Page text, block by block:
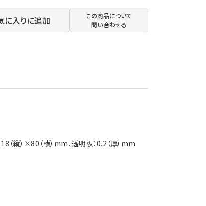
に入りに追加
この商品について
問い合わせる
縦）×80（横）mm、透明板：0.2（厚）mm